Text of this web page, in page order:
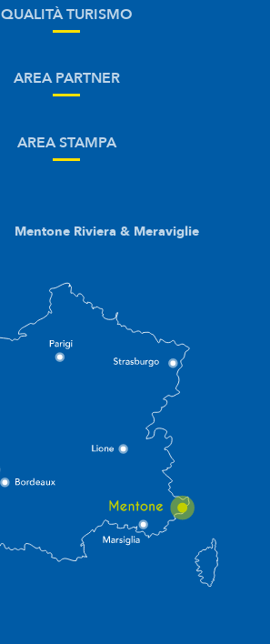
QUALITÀ TURISMO
AREA PARTNER
AREA STAMPA
Mentone Riviera & Meraviglie